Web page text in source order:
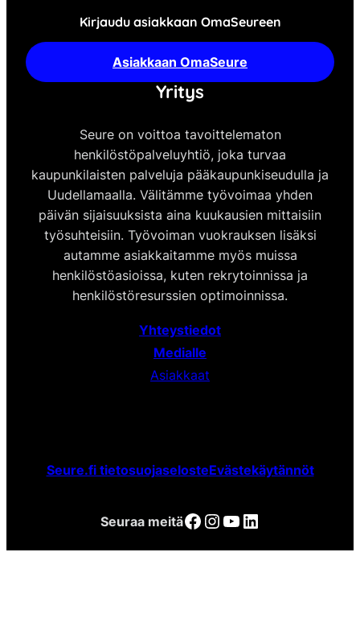
Kirjaudu asiakkaan OmaSeureen
Asiakkaan OmaSeure
Yritys
Seure on voittoa tavoittelematon
henkilöstöpalveluyhtiö, joka turvaa
kaupunkilaisten palveluja pääkaupunkiseudulla ja
Uudellamaalla. Välitämme työvoimaa yhden
päivän sijaisuuksista aina kuukausien mittaisiin
työsuhteisiin. Työvoiman vuokrauksen lisäksi
autamme asiakkaitamme myös muissa
henkilöstöasioissa, kuten rekrytoinnissa ja
henkilöstöresurssien optimoinnissa.
Yhteystiedot
Medialle
Asiakkaat
Seure.fi tietosuojaselosteEvästekäytännöt
Seuraa meitäFacebook Instagram YouTube LinkedIn